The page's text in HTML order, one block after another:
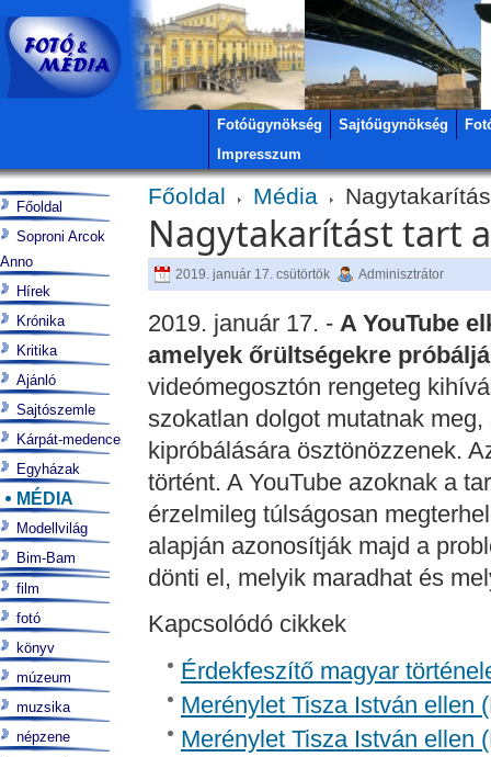
Fotóügynökség Sajtóügynökség
Impresszum
Főoldal Média
Nagytakarítást tart
2019. január 17. csütörtök Adminisztrátor
2019. január 17. - A YouTube
amelyek őrültségekre
videómegosztón rengeteg
szokatlan dolgot mutatnak
kipróbálására ösztönözzenek.
történt. A YouTube azoknak a
érzelmileg túlságosan
alapján azonosítják majd a
dönti el, melyik maradhat és
Kapcsolódó cikkek
Érdekfeszítő magyar
Merénylet Tisza István ellen
Merénylet Tisza István ellen
Főoldal
Soproni Arcok
Anno
Hírek
Krónika
Kritika
Ajánló
Sajtószemle
Kárpát-medence
Egyházak
MÉDIA
Modellvilág
Bim-Bam
film
fotó
könyv
múzeum
muzsika
népzene